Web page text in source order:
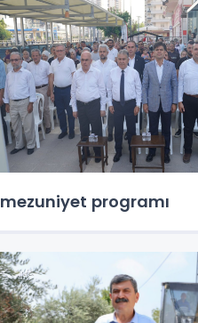
mezuniyet programı